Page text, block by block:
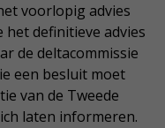
voorlopig advies
het definitieve advies
de deltacommissie
een besluit moet
van de Tweede
laten informeren.